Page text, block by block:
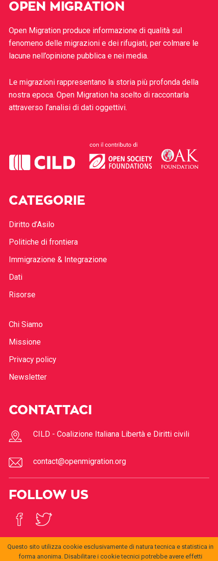
OPEN MIGRATION
Open Migration produce informazione di qualità sul
fenomeno delle migrazioni e dei rifugiati, per colmare le
lacune nell’opinione pubblica e nei media.
Le migrazioni rappresentano la storia più profonda della
nostra epoca. Open Migration ha scelto di raccontarla
attraverso l’analisi di dati oggettivi.
CATEGORIE
Diritto d’Asilo
Politiche di frontiera
Immigrazione & Integrazione
Dati
Risorse
Chi Siamo
Missione
Privacy policy
Newsletter
CONTATTACI
CILD - Coalizione Italiana Libertà e Diritti civili
contact@openmigration.org
FOLLOW US
Questo sito utilizza cookie esclusivamente di natura tecnica e statistica in
forma anonima. Disabilitare i cookie tecnici potrebbe avere effetti